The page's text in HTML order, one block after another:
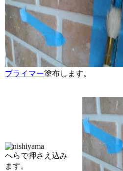
プライマー塗布します。
へらで押さえ込み
ます。